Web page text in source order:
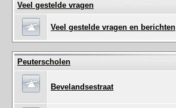
Veel gestelde vragen
Veel gestelde vragen en berichten
Peuterscholen
Bevelandsestraat